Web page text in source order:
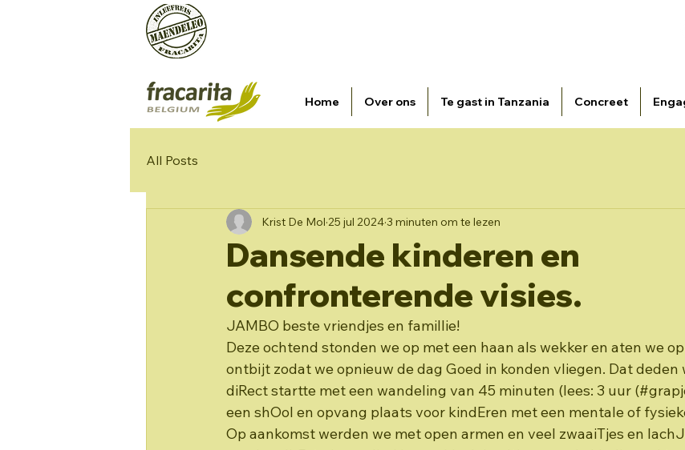
Home Over ons Te gast in Tanzania Concreet
All Posts
Dansende kinderen en
confronterende visies.
Krist De Mol 25 jul 20243 minuten om te lezen
JAMBO beste vriendjes en famillie!
Deze ochtend stonden we op met een haan als wekker en aten we
ontbijt zodat we opnieuw de dag Goed in konden vliegen. Dat deden
diRect startte met een wandeling van 45 minuten (lees: 3 uur
een shOol en opvang plaats voor kindEren met een mentale of
Op aankomst werden we met open armen en veel zwaaiTjes en